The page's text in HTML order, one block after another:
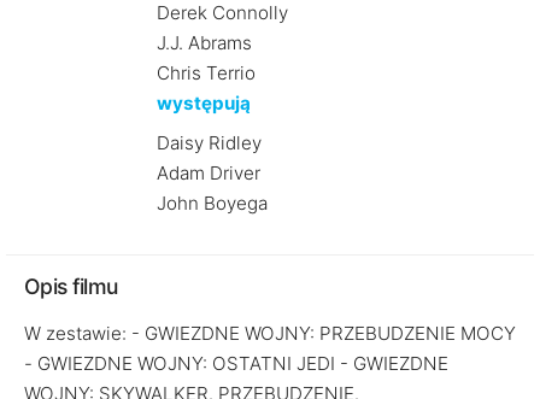
Derek Connolly
J.J. Abrams
Chris Terrio
występują
Daisy Ridley
Adam Driver
John Boyega
Opis filmu
W zestawie: - GWIEZDNE WOJNY: PRZEBUDZENIE MOCY
- GWIEZDNE WOJNY: OSTATNI JEDI - GWIEZDNE
WOJNY: SKYWALKER. PRZEBUDZENIE.